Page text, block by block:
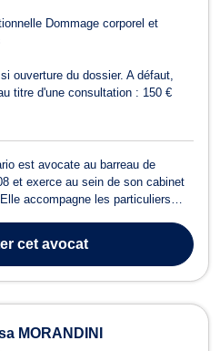
Dommage corporel et
ouverture du dossier. A défaut,
titre d'une consultation : 150 €
est avocate au barreau de
et exerce au sein de son cabinet
accompagne les particuliers
personnalisée. Son expérience de
cet avocat
MORANDINI